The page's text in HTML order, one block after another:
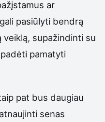
ar
pasiūlyti bendrą
veiklą, supažindinti su
pamatyti
pat bus daugiau
senas